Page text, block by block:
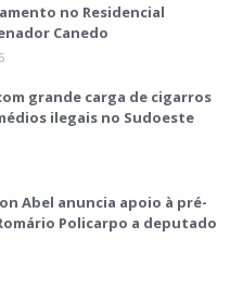
no Residencial
Canedo
grande carga de cigarros
ilegais no Sudoeste
Abel anuncia apoio à pré-
Policarpo a deputado